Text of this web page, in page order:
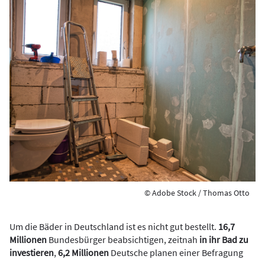
© Adobe Stock / Thomas Otto
Um die Bäder in Deutschland ist es nicht gut bestellt. 16,7
Millionen Bundesbürger beabsichtigen, zeitnah in ihr Bad zu
investieren,6,2 Millionen Deutsche planen einer Befragung